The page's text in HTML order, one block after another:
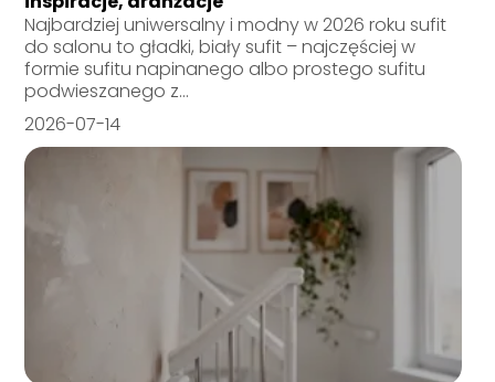
Najbardziej uniwersalny i modny w 2026 roku sufit
do salonu to gładki, biały sufit – najczęściej w
formie sufitu napinanego albo prostego sufitu
podwieszanego z...
2026-07-14